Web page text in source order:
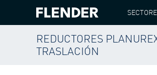
REDUCTORES
TRASLACIÓN
FLENDER PRODUCTOS